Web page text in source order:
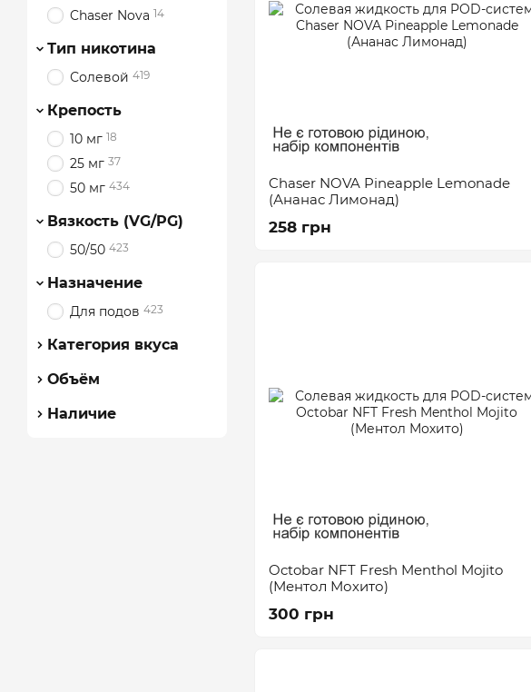
Chaser NOVA Pineapple Lemonade
(Ананас Лимонад)
258 грн
Octobar NFT Fresh Menthol Mojito
(Ментол Мохито)
300 грн
Chaser Nova 14
Тип никотина
Солевой 419
Крепость
10 мг 18
25 мг 37
50 мг 434
Вязкость (VG/PG)
50/50 423
Назначение
Для подов 423
Категория вкуса
Объём
Наличие